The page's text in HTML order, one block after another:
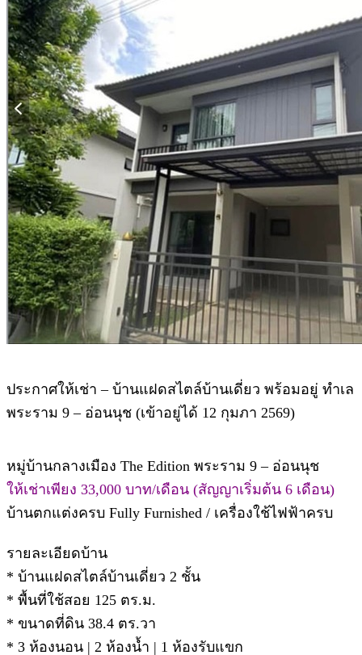
ประกาศให้เช่า – บ้านแฝดสไตล์บ้านเดี่ยว พร้อมอยู่ ทำเล
พระราม 9 – อ่อนนุช (เข้าอยู่ได้ 12 กุมภา 2569)
หมู่บ้านกลางเมือง The Edition พระราม 9 – อ่อนนุช
ให้เช่าเพียง 33,000 บาท/เดือน (สัญญาเริ่มต้น 6 เดือน)
บ้านตกแต่งครบ Fully Furnished / เครื่องใช้ไฟฟ้าครบ
รายละเอียดบ้าน
* บ้านแฝดสไตล์บ้านเดี่ยว 2 ชั้น
* พื้นที่ใช้สอย 125 ตร.ม.
* ขนาดที่ดิน 38.4 ตร.วา
* 3 ห้องนอน | 2 ห้องน้ำ | 1 ห้องรับแขก